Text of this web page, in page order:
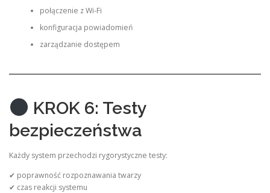
połączenie z Wi-Fi
konfiguracja powiadomień
zarządzanie dostępem
KROK 6: Testy
bezpieczeństwa
Każdy system przechodzi rygorystyczne testy:
✔ poprawność rozpoznawania twarzy
✔ czas reakcji systemu